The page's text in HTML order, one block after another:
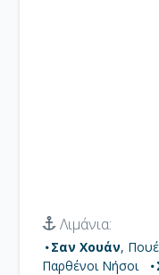
Λιμάνια:
Σαν Χουάν,
Παρθένοι Νήσοι